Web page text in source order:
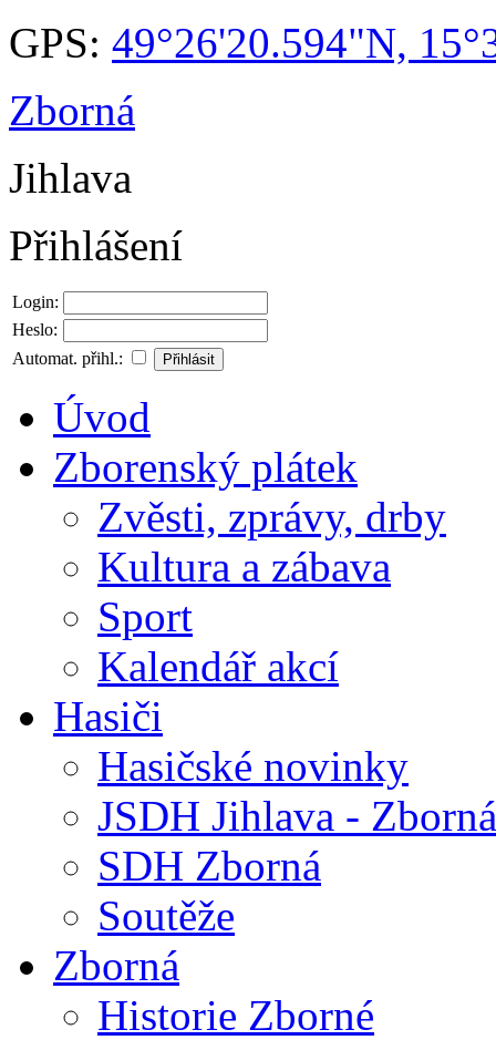
GPS: 49°26'20.594"N,
Zborná
Jihlava
Přihlášení
Login:
Heslo:
Automat. přihl.:
Úvod
Zborenský plátek
Zvěsti, zprávy, drby
Kultura a zábava
Sport
Kalendář akcí
Hasiči
Hasičské novinky
JSDH Jihlava - Zborná
SDH Zborná
Soutěže
Zborná
Historie Zborné